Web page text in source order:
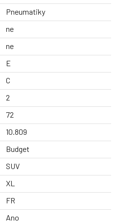
Pneumatiky
ne
ne
E
C
2
72
10.809
Budget
SUV
XL
FR
Ano